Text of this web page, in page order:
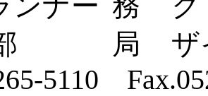
ザ
5110